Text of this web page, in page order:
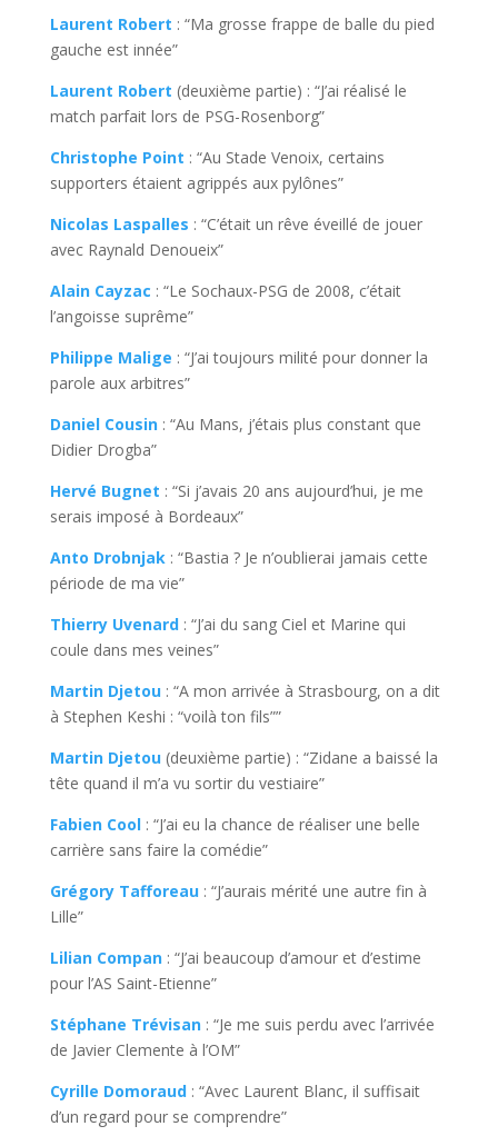
Laurent Robert : “Ma grosse frappe de balle du pied
gauche est innée”
Laurent Robert (deuxième partie) : “J’ai réalisé le
match parfait lors de PSG-Rosenborg”
Christophe Point : “Au Stade Venoix, certains
supporters étaient agrippés aux pylônes”
Nicolas Laspalles : “C’était un rêve éveillé de jouer
avec Raynald Denoueix”
Alain Cayzac : “Le Sochaux-PSG de 2008, c’était
l’angoisse suprême”
Philippe Malige : “J’ai toujours milité pour donner la
parole aux arbitres”
Daniel Cousin: “Au Mans, j’étais plus constant que
Didier Drogba”
Hervé Bugnet : “Si j’avais 20 ans aujourd’hui, je me
serais imposé à Bordeaux”
Anto Drobnjak: “Bastia ? Je n’oublierai jamais cette
période de ma vie”
Thierry Uvenard: “J’ai du sang Ciel et Marine qui
coule dans mes veines”
Martin Djetou: “A mon arrivée à Strasbourg, on a dit
à Stephen Keshi : “voilà ton fils””
Martin Djetou(deuxième partie) : “Zidane a baissé la
tête quand il m’a vu sortir du vestiaire”
Fabien Cool: “J’ai eu la chance de réaliser une belle
carrière sans faire la comédie”
Grégory Tafforeau: “J’aurais mérité une autre fin à
Lille”
Lilian Compan: “J’ai beaucoup d’amour et d’estime
pour l’AS Saint-Etienne”
Stéphane Trévisan: “Je me suis perdu avec l’arrivée
de Javier Clemente à l’OM”
Cyrille Domoraud: “Avec Laurent Blanc, il suffisait
d’un regard pour se comprendre”